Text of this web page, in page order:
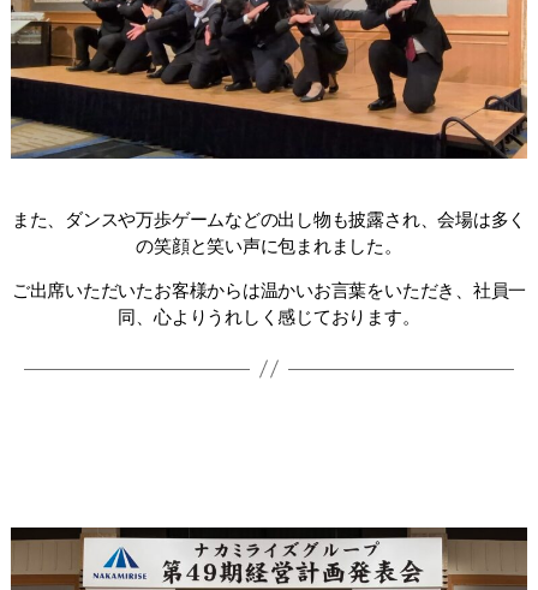
また、ダンスや万歩ゲームなどの出し物も披露され、会場は多く
の笑顔と笑い声に包まれました。
ご出席いただいたお客様からは温かいお言葉をいただき、社員一
同、心よりうれしく感じております。